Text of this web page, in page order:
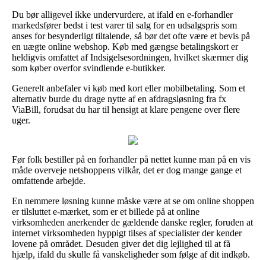
Du bør alligevel ikke undervurdere, at ifald en e-forhandler
markedsfører bedst i test varer til salg for en udsalgspris som
anses for besynderligt tiltalende, så bør det ofte være et bevis på
en uægte online webshop. Køb med gængse betalingskort er
heldigvis omfattet af Indsigelsesordningen, hvilket skærmer dig
som køber overfor svindlende e-butikker.
Generelt anbefaler vi køb med kort eller mobilbetaling. Som et
alternativ burde du drage nytte af en afdragsløsning fra fx
ViaBill, forudsat du har til hensigt at klare pengene over flere
uger.
Før folk bestiller på en forhandler på nettet kunne man på en vis
måde overveje netshoppens vilkår, det er dog mange gange et
omfattende arbejde.
En nemmere løsning kunne måske være at se om online shoppen
er tilsluttet e-mærket, som er et billede på at online
virksomheden anerkender de gældende danske regler, foruden at
internet virksomheden hyppigt tilses af specialister der kender
lovene på området. Desuden giver det dig lejlighed til at få
hjælp, ifald du skulle få vanskeligheder som følge af dit indkøb.